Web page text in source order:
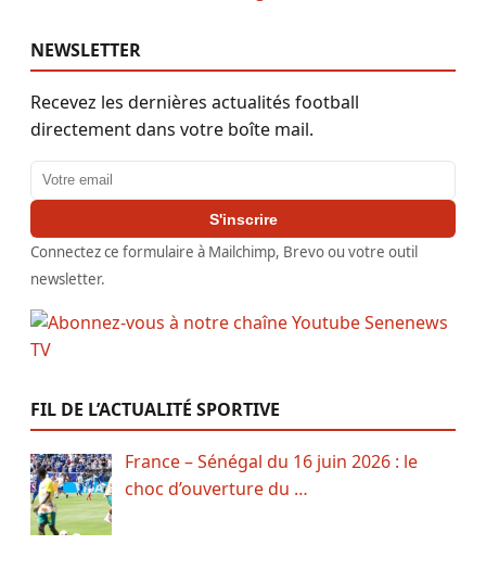
NEWSLETTER
Recevez les dernières actualités football
directement dans votre boîte mail.
Adresse email
S'inscrire
Connectez ce formulaire à Mailchimp, Brevo ou votre outil
newsletter.
FIL DE L’ACTUALITÉ SPORTIVE
France – Sénégal du 16 juin 2026 : le
choc d’ouverture du …